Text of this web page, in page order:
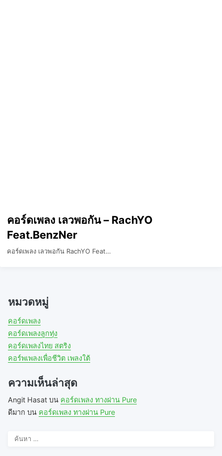
คอร์ดเพลง เลวพอกัน – RachYO
Feat.BenzNer
คอร์ดเพลง เลวพอกัน RachYO Feat…
หมวดหมู่
คอร์ดเพลง
คอร์ดเพลงลูกทุ่ง
คอร์ดเพลงไทย สตริง
คอร์พเพลงเพื่อชีวิต เพลงใต้
ความเห็นล่าสุด
Angit Hasat บน คอร์ดเพลง ทางผ่าน Pure
ดีมาก บน คอร์ดเพลง ทางผ่าน Pure
ค้นหา